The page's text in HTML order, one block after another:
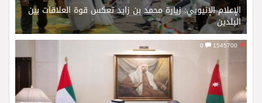
الإعلام الإثيوبي: زيارة محمد بن زايد تعكس قوة العلاقات بين
البلدين